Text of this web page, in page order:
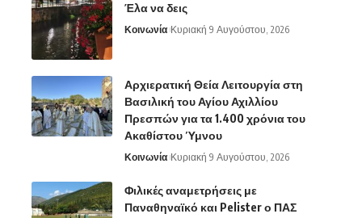
Έλα να δεις
Κοινωνία Κυριακή 9 Αυγούστου, 2026
Αρχιερατική Θεία Λειτουργία στη
Βασιλική του Αγίου Αχιλλίου
Πρεσπών για τα 1.400 χρόνια του
Ακαθίστου Ύμνου
Κοινωνία Κυριακή 9 Αυγούστου, 2026
Φιλικές αναμετρήσεις με
Παναθηναϊκό και Pelister ο ΠΑΣ